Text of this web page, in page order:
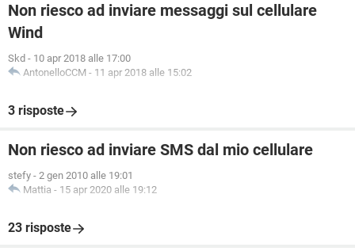
Non riesco ad inviare messaggi sul cellulare
Wind
Skd - 10 apr 2018 alle 17:00
AntonelloCCM - 11 apr 2018 alle 15:02
3 risposte
Non riesco ad inviare SMS dal mio cellulare
stefy - 2 gen 2010 alle 19:01
Mattia - 15 apr 2020 alle 19:12
23 risposte